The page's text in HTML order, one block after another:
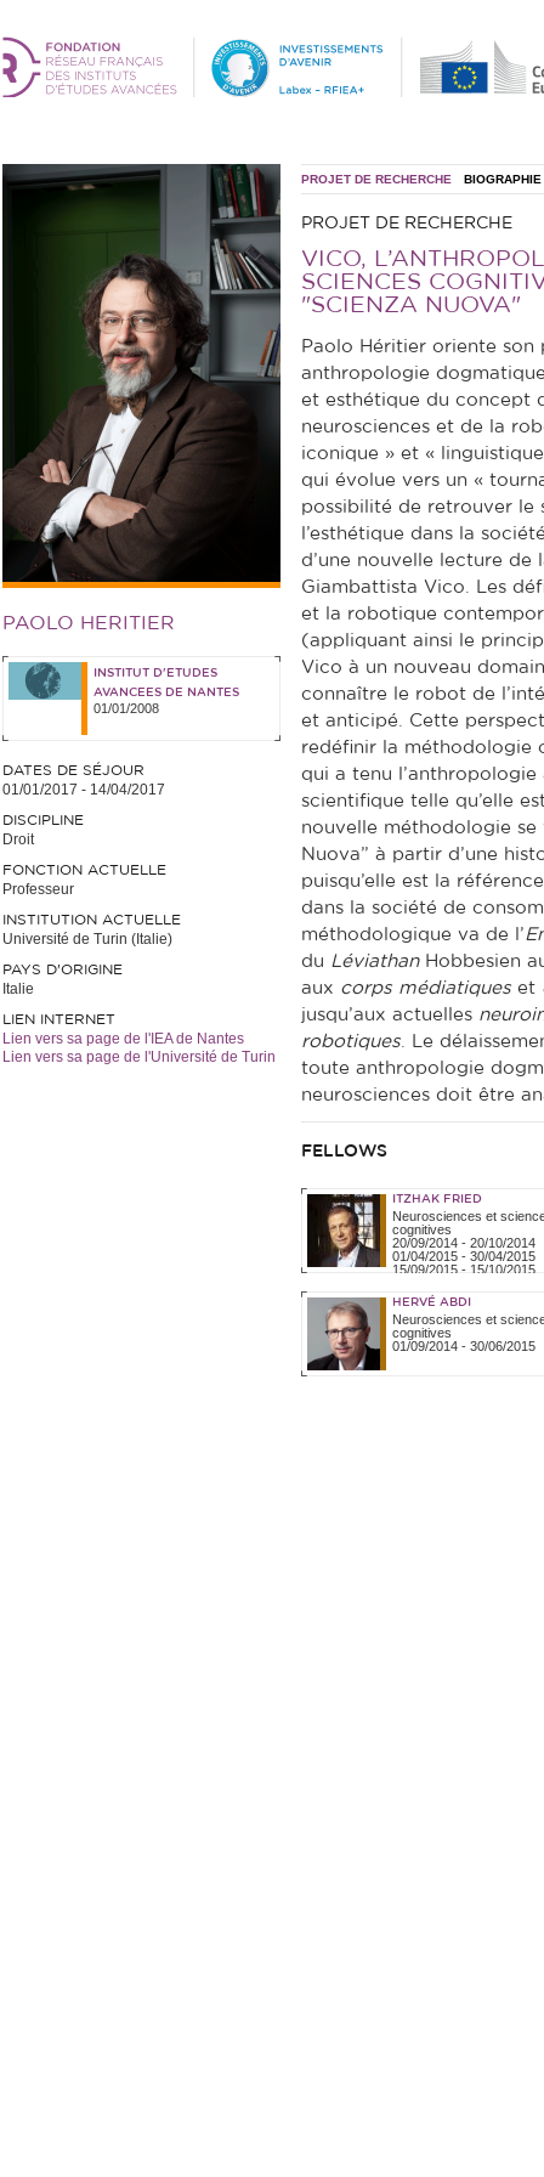
PAOLO HERITIER
INSTITUT D'ETUDES
AVANCEES DE NANTES
01/01/2008
DATES DE SÉJOUR
01/01/2017 - 14/04/2017
DISCIPLINE
Droit
FONCTION ACTUELLE
Professeur
INSTITUTION ACTUELLE
Université de Turin (Italie)
PAYS D'ORIGINE
Italie
LIEN INTERNET
Lien vers sa page de l'IEA de Nantes
Lien vers sa page de l'Université de Turin
PROJET DE RECHERCHE BIOGRAPHIE
PROJET DE RECHERCHE
VICO,
SCIENCES
"SCIENZA NUOVA"
Paolo Héritier oriente son
anthropologie
et esthétique du concept
neurosciences et de la
iconique » et «
qui évolue vers un «
possibilité de retrouver le
l’esthétique dans la
d’une nouvelle lecture de
Giambattista Vico. Les
et la robotique
(appliquant ainsi le
Vico à un nouveau
connaître le robot de
et anticipé. Cette
redéfinir la méthodologie
qui a tenu l’anthropologie
scientifique telle qu’elle
nouvelle méthodologie se
Nuova” à partir d’une
puisqu’elle est la
dans la société de
méthodologique va de l’
du LéviathanHobbesien
aux corps médiatiqueset
jusqu’aux actuelles
robotiques. Le
toute anthropologie
neurosciences doit être
FELLOWS
ITZHAK FRIED
Neurosciences et
cognitives
20/09/2014- 20/10/2014
01/04/2015- 30/04/2015
15/09/2015- 15/10/2015
01/05/2017-30/05/2017
01/04/2018-30/04/2018
HERVÉ ABDI
Neurosciences et
cognitives
01/09/2014- 30/06/2015